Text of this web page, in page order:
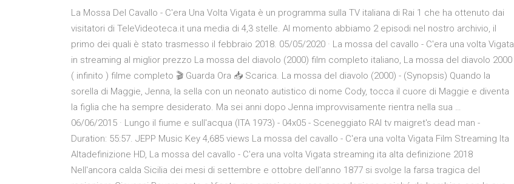
La Mossa Del Cavallo - C'era Una Volta Vigata è un programma sulla TV italiana di Rai 1 che ha ottenuto dai
visitatori di TeleVideoteca.it una media di 4,3 stelle. Al momento abbiamo 2 episodi nel nostro archivio, il
primo dei quali è stato trasmesso il febbraio 2018. 05/05/2020 · La mossa del cavallo - C'era una volta Vigata
in streaming al miglior prezzo La mossa del diavolo (2000) film completo italiano, La mossa del diavolo 2000
( infinito ) filme completo 🎬 Guarda Ora 📥 Scarica. La mossa del diavolo (2000) - (Synopsis) Quando la
sorella di Maggie, Jenna, la sella con un neonato autistico di nome Cody, tocca il cuore di Maggie e diventa
la figlia che ha sempre desiderato. Ma sei anni dopo Jenna improvvisamente rientra nella sua …
06/06/2015 · Lungo il fiume e sull'acqua (ITA 1973) - 04x05 - Sceneggiato RAI tv maigret's dead man -
Duration: 55:57. JEPP Music Key 4,685 views La mossa del cavallo - C'era una volta Vigata Film Streaming Ita
Altadefinizione HD, La mossa del cavallo - C'era una volta Vigata streaming ita alta definizione 2018
Nell'ancora calda Sicilia dei mesi di settembre e ottobre dell'anno 1877 si svolge la farsa tragica del